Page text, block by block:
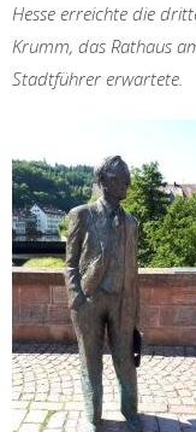
Hesse erreichte die
Krumm, das Rathaus
Stadtführer erwartete.